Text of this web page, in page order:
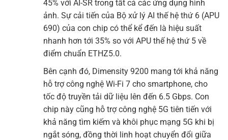
45% với AI-SR trong tất cả các ứng dụng hình
ảnh. Sự cải tiến của Bộ xử lý AI thế hệ thứ 6 (APU
690) của con chip có thể kể đến là hiệu suất
nhanh hơn tới 35% so với APU thế hệ thứ 5 về
điểm chuẩn ETHZ5.0.
Bên cạnh đó, Dimensity 9200 mang tới khả năng
hỗ trợ công nghệ Wi-Fi 7 cho smartphone, cho
tốc độ truyền tải dữ liệu lên đến 6.5 Gbps. Con
chip này cũng hỗ trợ công nghệ 5G tiên tiến với
khả năng tìm kiếm và khôi phục mạng 5G khi bị
ngắt sóng, đồng thời linh hoạt chuyển đổi giữa